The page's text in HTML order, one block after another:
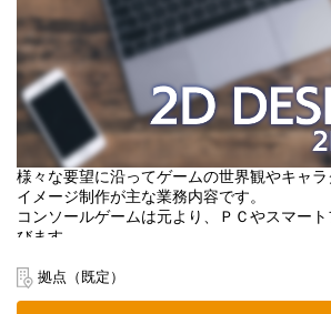
様々な要望に沿ってゲームの世界観やキャ
イメージ制作が主な業務内容です。
コンソールゲームは元より、ＰＣやスマー
びます。
担当していただく事もあります。
拠点（既定）